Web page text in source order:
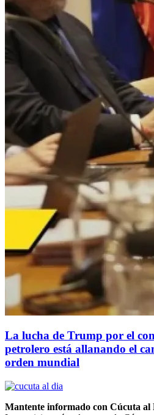
La lucha de Trump por el
petrolero está allanando el
orden mundial
Mantente informado con Cúcuta al